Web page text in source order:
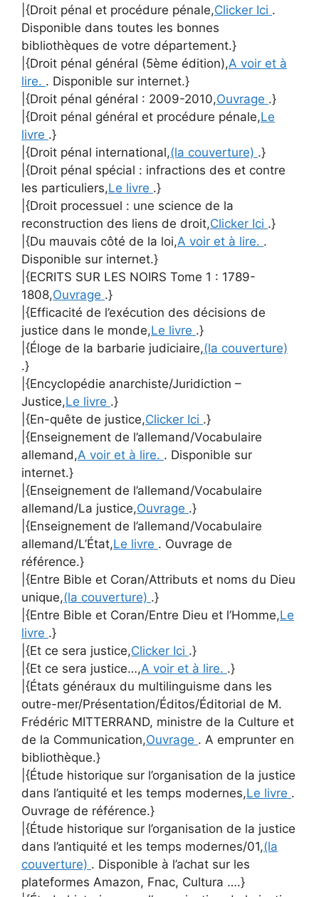
|{Droit pénal et procédure pénale,Clicker Ici .
Disponible dans toutes les bonnes
bibliothèques de votre département.}
|{Droit pénal général (5ème édition),A voir et à
lire. . Disponible sur internet.}
|{Droit pénal général : 2009-2010,Ouvrage .}
|{Droit pénal général et procédure pénale,Le
livre .}
|{Droit pénal international,(la couverture) .}
|{Droit pénal spécial : infractions des et contre
les particuliers,Le livre .}
|{Droit processuel : une science de la
reconstruction des liens de droit,Clicker Ici .}
|{Du mauvais côté de la loi,A voir et à lire. .
Disponible sur internet.}
|{ECRITS SUR LES NOIRS Tome 1 : 1789-
1808,Ouvrage .}
|{Efficacité de l’exécution des décisions de
justice dans le monde,Le livre .}
|{Éloge de la barbarie judiciaire,(la couverture)
.}
|{Encyclopédie anarchiste/Juridiction –
Justice,Le livre .}
|{En-quête de justice,Clicker Ici .}
|{Enseignement de l’allemand/Vocabulaire
allemand,A voir et à lire. . Disponible sur
internet.}
|{Enseignement de l’allemand/Vocabulaire
allemand/La justice,Ouvrage .}
|{Enseignement de l’allemand/Vocabulaire
allemand/L’État,Le livre . Ouvrage de
référence.}
|{Entre Bible et Coran/Attributs et noms du Dieu
unique,(la couverture) .}
|{Entre Bible et Coran/Entre Dieu et l’Homme,Le
livre .}
|{Et ce sera justice,Clicker Ici .}
|{Et ce sera justice…,A voir et à lire. .}
|{États généraux du multilinguisme dans les
outre-mer/Présentation/Éditos/Éditorial de M.
Frédéric MITTERRAND, ministre de la Culture et
de la Communication,Ouvrage . A emprunter en
bibliothèque.}
|{Étude historique sur l’organisation de la justice
dans l’antiquité et les temps modernes,Le livre .
Ouvrage de référence.}
|{Étude historique sur l’organisation de la justice
dans l’antiquité et les temps modernes/01,(la
couverture) . Disponible à l’achat sur les
plateformes Amazon, Fnac, Cultura ….}